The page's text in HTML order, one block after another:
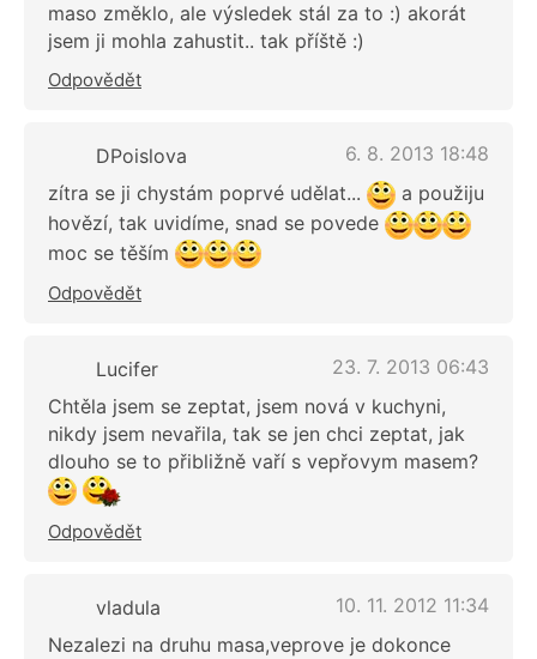
maso změklo, ale výsledek stál za to :) akorát
jsem ji mohla zahustit.. tak příště :)
Odpovědět
DPoislova
6. 8. 2013 18:48
zítra se ji chystám poprvé udělat...
a použiju
hovězí, tak uvidíme, snad se povede
moc se těším
Odpovědět
Lucifer
23. 7. 2013 06:43
Chtěla jsem se zeptat, jsem nová v kuchyni,
nikdy jsem nevařila, tak se jen chci zeptat, jak
dlouho se to přibližně vaří s vepřovym masem?
Odpovědět
vladula
10. 11. 2012 11:34
Nezalezi na druhu masa,veprove je dokonce